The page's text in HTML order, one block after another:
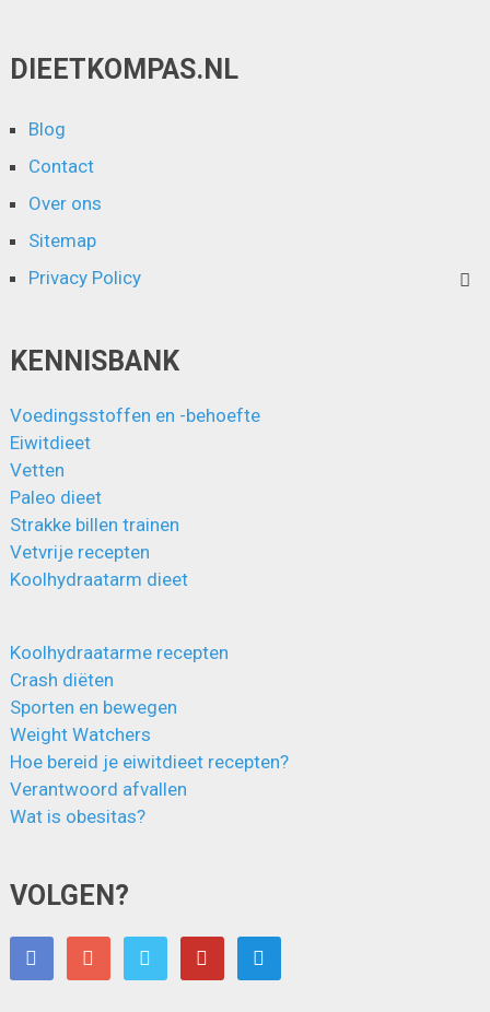
DIEETKOMPAS.NL
Blog
Contact
Over ons
Sitemap
Privacy Policy
KENNISBANK
Voedingsstoffen en -behoefte
Eiwitdieet
Vetten
Paleo dieet
Strakke billen trainen
Vetvrije recepten
Koolhydraatarm dieet
Koolhydraatarme recepten
Crash diëten
Sporten en bewegen
Weight Watchers
Hoe bereid je eiwitdieet recepten?
Verantwoord afvallen
Wat is obesitas?
VOLGEN?